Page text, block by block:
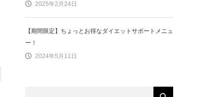
2025年2月24日
【期間限定】ちょっとお得なダイエットサポートメニュ
ー！
2024年5月11日